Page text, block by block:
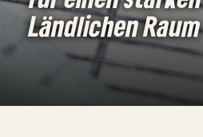
Ländlichen Raum